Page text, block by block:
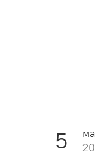
5